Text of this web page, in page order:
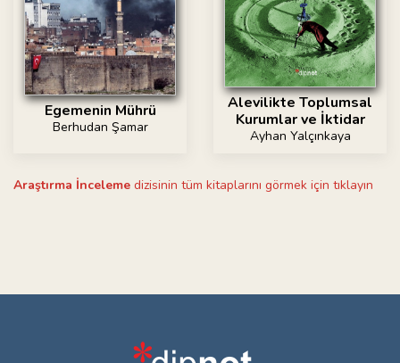
Egemenin Mührü
Berhudan Şamar
Alevilikte Toplumsal
Kurumlar ve İktidar
Ayhan Yalçınkaya
Araştırma İnceleme dizisinin tüm kitaplarını görmek için tıklayın